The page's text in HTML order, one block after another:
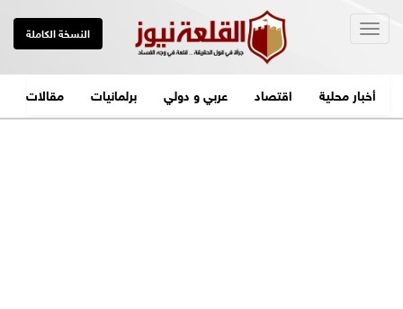
النسخة الكاملة
أخبار محلية اقتصاد عربي و دولي برلمانيات مقالات